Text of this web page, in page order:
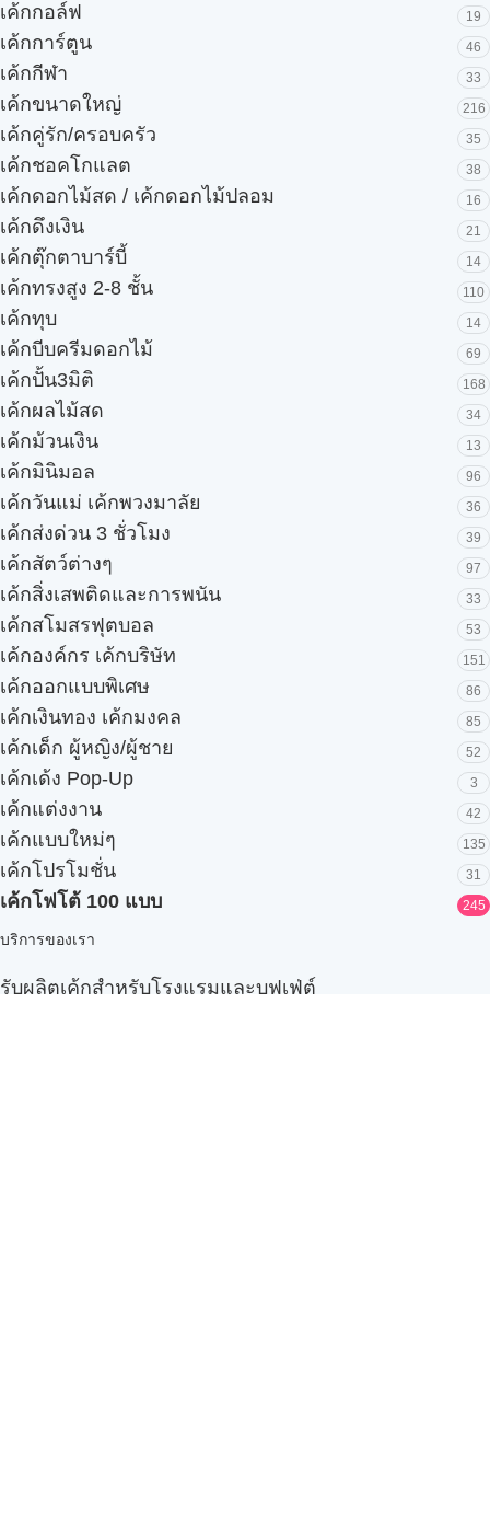
เค้กกอล์ฟ 19
เค้กการ์ตูน 46
เค้กกีฬา 33
เค้กขนาดใหญ่ 216
เค้กคู่รัก/ครอบครัว 35
เค้กชอคโกแลต 38
เค้กดอกไม้สด / เค้กดอกไม้ปลอม 16
เค้กดึงเงิน 21
เค้กตุ๊กตาบาร์บี้ 14
เค้กทรงสูง 2-8 ชั้น 110
เค้กทุบ 14
เค้กบีบครีมดอกไม้ 69
เค้กปั้น3มิติ 168
เค้กผลไม้สด 34
เค้กม้วนเงิน 13
เค้กมินิมอล 96
เค้กวันแม่ เค้กพวงมาลัย 36
เค้กส่งด่วน 3 ชั่วโมง 39
เค้กสัตว์ต่างๆ 97
เค้กสิ่งเสพติดและการพนัน 33
เค้กสโมสรฟุตบอล 53
เค้กองค์กร เค้กบริษัท 151
เค้กออกแบบพิเศษ 86
เค้กเงินทอง เค้กมงคล 85
เค้กเด็ก ผู้หญิง/ผู้ชาย 52
เค้กเด้ง Pop-Up 3
เค้กแต่งงาน 42
เค้กแบบใหม่ๆ 135
เค้กโปรโมชั่น 31
เค้กโฟโต้ 100 แบบ 245
บริการของเรา
รับผลิตเค้กสำหรับโรงแรมและบุฟเฟ่ต์